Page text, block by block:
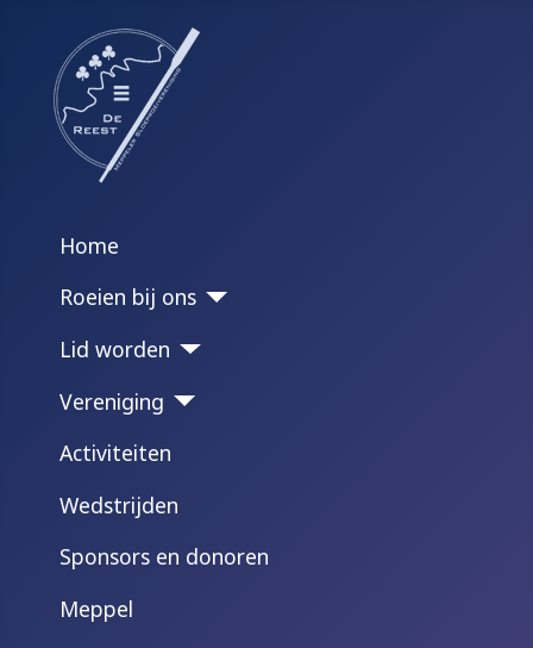
Home
Roeien bij ons
Lid worden
Vereniging
Activiteiten
Wedstrijden
Sponsors en donoren
Meppel